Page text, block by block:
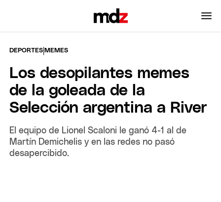
DEPORTES |MEMES
Los desopilantes memes
de la goleada de la
Selección argentina a River
El equipo de Lionel Scaloni le ganó 4-1 al de
Martín Demichelis y en las redes no pasó
desapercibido.